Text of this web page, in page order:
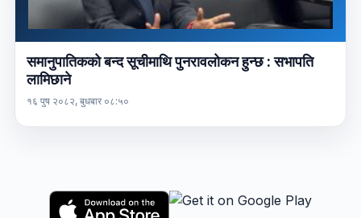
समानुपातिकको बन्द सूचीमाथि पुनरावलोकन हुन्छ : सभापति
लामिछाने
१६ पुष २०८२, बुधबार ०८:५०